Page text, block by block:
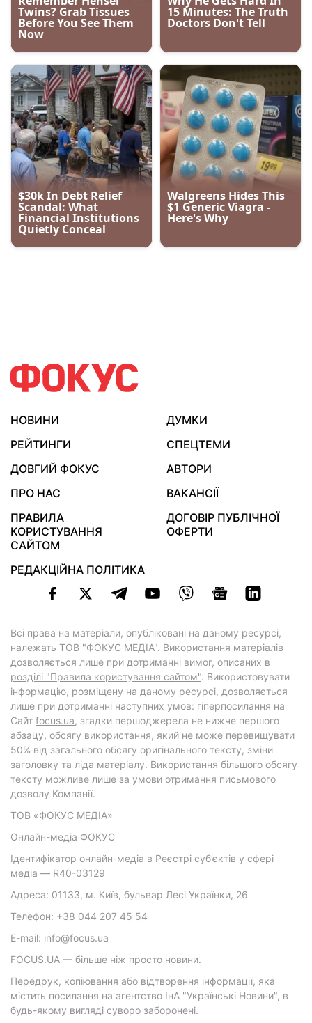
НОВИНИ
ДУМКИ
РЕЙТИНГИ
СПЕЦТЕМИ
ДОВГИЙ ФОКУС
АВТОРИ
ПРО НАС
ВАКАНСІЇ
ПРАВИЛА
КОРИСТУВАННЯ
САЙТОМ
ДОГОВІР ПУБЛІЧНОЇ
ОФЕРТИ
РЕДАКЦІЙНА ПОЛІТИКА
Всі права на матеріали, опубліковані на даному ресурсі,
належать ТОВ "ФОКУС МЕДІА". Використання матеріалів
дозволяється лише при дотриманні вимог, описаних в
розділі "Правила користування сайтом". Використовувати
інформацію, розміщену на даному ресурсі, дозволяється
лише при дотриманні наступних умов: гіперпосилання на
Cайт focus.ua, згадки першоджерела не нижче першого
абзацу, обсягу використання, який не може перевищувати
50% від загального обсягу оригінального тексту, зміни
заголовку та ліда матеріалу. Використання більшого обсягу
тексту можливе лише за умови отримання письмового
дозволу Компанії.
ТОВ «ФОКУС МЕДІА»
Онлайн-медіа ФОКУС
Ідентифікатор онлайн-медіа в Реєстрі суб’єктів у сфері
медіа — R40-03129
Адреса: 01133, м. Київ, бульвар Лесі Українки, 26
Телефон: +38 044 207 45 54
E-mail: info@focus.ua
FOCUS.UA — більше ніж просто новини.
Передрук, копіювання або відтворення інформації, яка
містить посилання на агентство ІнА "Українські Новини", в
будь-якому вигляді суворо заборонені.